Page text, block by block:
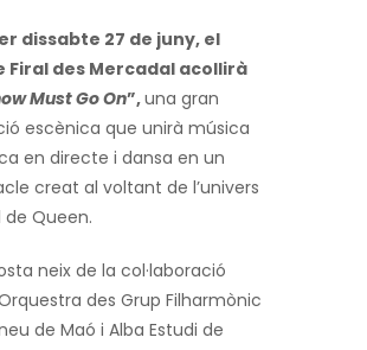
dissabte 27 de juny, el
Firal des Mercadal acollirà
Must Go On”,una gran
escènica que unirà música
en directe i dansa en un
creat al voltant de l’univers
Queen.
neix de la col·laboració
des Grup Filharmònic
de Maó i Alba Estudi de